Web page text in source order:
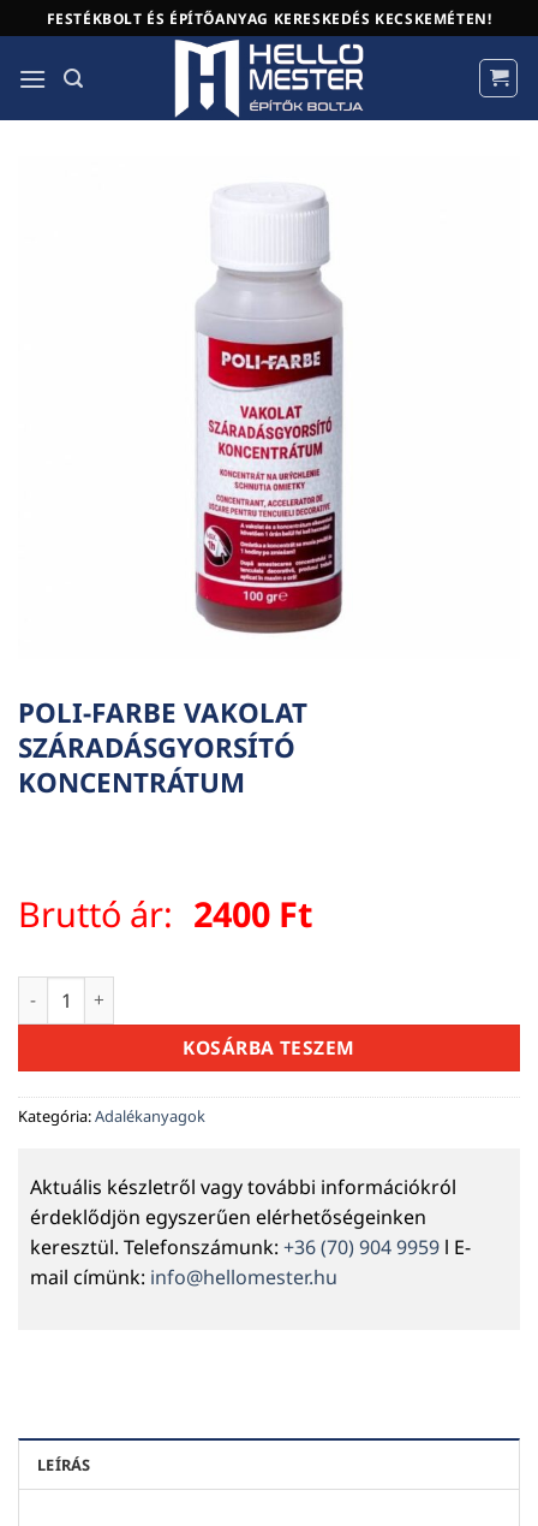
to
content
FESTÉKBOLT ÉS ÉPÍTŐANYAG KERESKEDÉS KECSKEMÉTEN!
POLI-FARBE VAKOLAT
SZÁRADÁSGYORSÍTÓ
KONCENTRÁTUM
Bruttó ár: 2400 Ft
POLI-FARBE VAKOLAT SZÁRADÁSGYORSÍTÓ
KOSÁRBA TESZEM
Kategória:Adalékanyagok
Aktuális készletről vagy további információkról
érdeklődjön egyszerűen elérhetőségeinken
keresztül. Telefonszámunk: +36 (70) 904 9959 l E-
mail címünk: info@hellomester.hu
LEÍRÁS